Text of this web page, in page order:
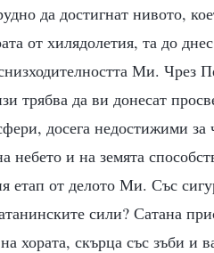
да достигнат нивото,
от хилядолетия, та до
Ми. Чрез
трябва да ви донесат
досега недостижими
небето и на земята
етап от делото Ми. Със
сили? Сатана
хората, скърца със зъби и